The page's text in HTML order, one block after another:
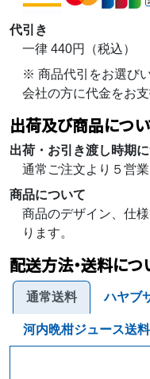
代引き
一律 440円（税込）
※ 商品代引をお選び
会社の方に代金をお支
出荷及び商品につ
出荷・お引き渡し時期
通常ご注文より５営
商品について
商品のデザイン、仕
ります。
配送方法・送料につ
通常送料 ハヤブ
河内晩柑ジュース送料